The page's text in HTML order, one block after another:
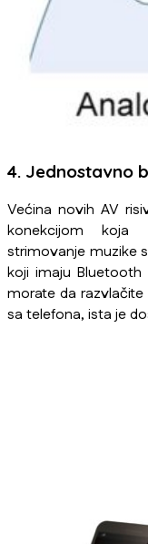
4. Jednostavno
Većina novih AV
konekcijom koja
strimovanje muzike
koji imaju
morate da
sa telefona, ista je